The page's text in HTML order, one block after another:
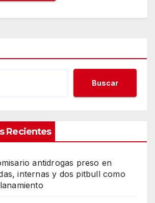
Buscar
Recientes
antidrogas preso en
internas y dos pitbull como